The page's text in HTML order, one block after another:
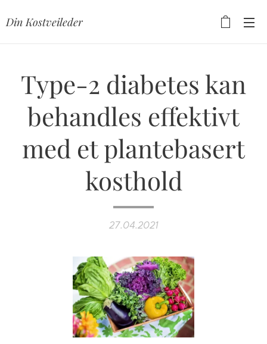
Din Kostveileder
Type-2 diabetes kan
behandles effektivt
med et plantebasert
kosthold
27.04.2021